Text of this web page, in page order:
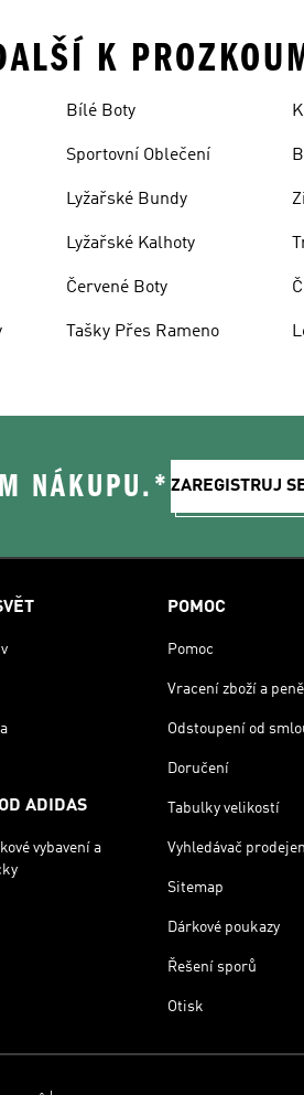
K
Bílé Boty
Sportovní Oblečení
Lyžařské Bundy
Lyžařské Kalhoty
Červené Boty
Tašky Přes Rameno
NÁKUPU.* ZAREGISTRUJ
ADIDAS
vybavení a
POMOC
Pomoc
Vracení zboží a
Odstoupení od
Doručení
Tabulky velikostí
Vyhledávač
Sitemap
Dárkové poukazy
Řešení sporů
Otisk